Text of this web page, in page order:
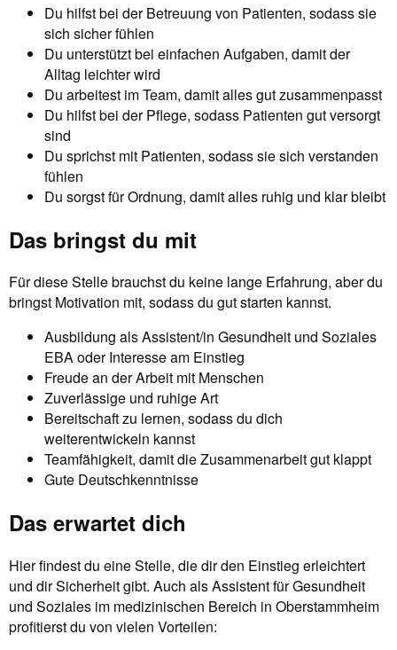
Du hilfst bei der Betreuung von Patienten, sodass sie
sich sicher fühlen
Du unterstützt bei einfachen Aufgaben, damit der
Alltag leichter wird
Du arbeitest im Team, damit alles gut zusammenpasst
Du hilfst bei der Pflege, sodass Patienten gut versorgt
sind
Du sprichst mit Patienten, sodass sie sich verstanden
fühlen
Du sorgst für Ordnung, damit alles ruhig und klar bleibt
Das bringst du mit
Für diese Stelle brauchst du keine lange Erfahrung, aber du
bringst Motivation mit, sodass du gut starten kannst.
Ausbildung als Assistent/in Gesundheit und Soziales
EBA oder Interesse am Einstieg
Freude an der Arbeit mit Menschen
Zuverlässige und ruhige Art
Bereitschaft zu lernen, sodass du dich
weiterentwickeln kannst
Teamfähigkeit, damit die Zusammenarbeit gut klappt
Gute Deutschkenntnisse
Das erwartet dich
Hier findest du eine Stelle, die dir den Einstieg erleichtert
und dir Sicherheit gibt. Auch als Assistent für Gesundheit
und Soziales im medizinischen Bereich in Oberstammheim
profitierst du von vielen Vorteilen: